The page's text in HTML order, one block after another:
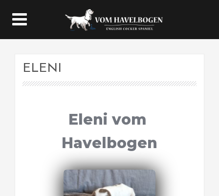
ELENI
Eleni vom
Havelbogen